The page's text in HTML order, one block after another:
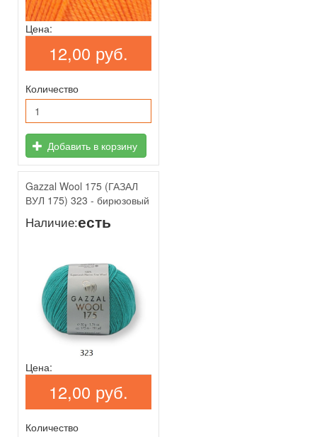
Цена:
12,00 руб.
Количество
Добавить в корзину
Gazzal Wool 175 (ГАЗАЛ
ВУЛ 175) 323 - бирюзовый
Наличие:есть
Цена:
12,00 руб.
Количество